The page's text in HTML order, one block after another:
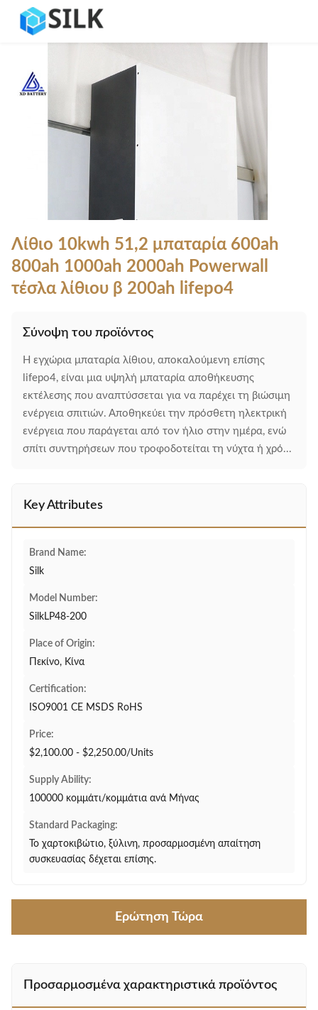
Λίθιο 10kwh 51,2 μπαταρία 600ah
800ah 1000ah 2000ah Powerwall
τέσλα λίθιου β 200ah lifepo4
Σύνοψη του προϊόντος
Η εγχώρια μπαταρία λίθιου, αποκαλούμενη επίσης
lifepo4, είναι μια υψηλή μπαταρία αποθήκευσης
εκτέλεσης που αναπτύσσεται για να παρέχει τη βιώσιμη
ενέργεια σπιτιών. Αποθηκεύει την πρόσθετη ηλεκτρική
ενέργεια που παράγεται από τον ήλιο στην ημέρα, ενώ
σπίτι συντηρήσεων που τροφοδοτείται τη νύχτα ή χρό...
Key Attributes
Brand Name:
Silk
Model Number:
SilkLP48-200
Place of Origin:
Πεκίνο, Κίνα
Certification:
ISO9001 CE MSDS RoHS
Price:
$2,100.00 - $2,250.00/Units
Supply Ability:
100000 κομμάτι/κομμάτια ανά Μήνας
Standard Packaging:
Το χαρτοκιβώτιο, ξύλινη, προσαρμοσμένη απαίτηση
συσκευασίας δέχεται επίσης.
Ερώτηση Τώρα
Προσαρμοσμένα χαρακτηριστικά προϊόντος